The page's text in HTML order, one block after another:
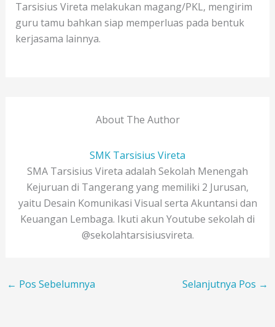
Tarsisius Vireta melakukan magang/PKL, mengirim
guru tamu bahkan siap memperluas pada bentuk
kerjasama lainnya.
About The Author
SMK Tarsisius Vireta
SMA Tarsisius Vireta adalah Sekolah Menengah
Kejuruan di Tangerang yang memiliki 2 Jurusan,
yaitu Desain Komunikasi Visual serta Akuntansi dan
Keuangan Lembaga. Ikuti akun Youtube sekolah di
@sekolahtarsisiusvireta.
← Pos Sebelumnya Selanjutnya Pos →